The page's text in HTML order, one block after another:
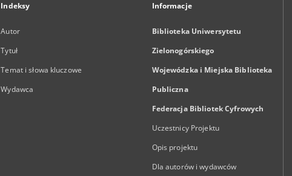
Indeksy
Autor
Tytuł
Temat i słowa kluczowe
Wydawca
Informacje
Biblioteka Uniwersytetu
Zielonogórskiego
Wojewódzka i Miejska Biblioteka
Publiczna
Federacja Bibliotek Cyfrowych
Uczestnicy Projektu
Opis projektu
Dla autorów i wydawców